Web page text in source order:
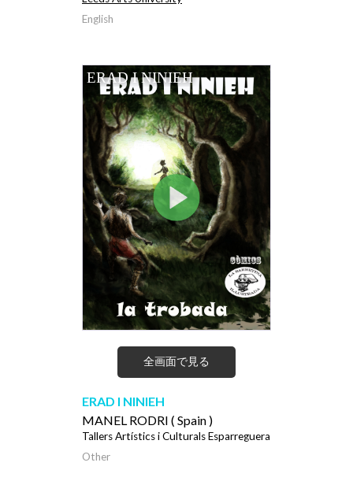
English
全画面で見る
ERAD I NINIEH
MANEL RODRI ( Spain )
Tallers Artístics i Culturals Esparreguera
Other